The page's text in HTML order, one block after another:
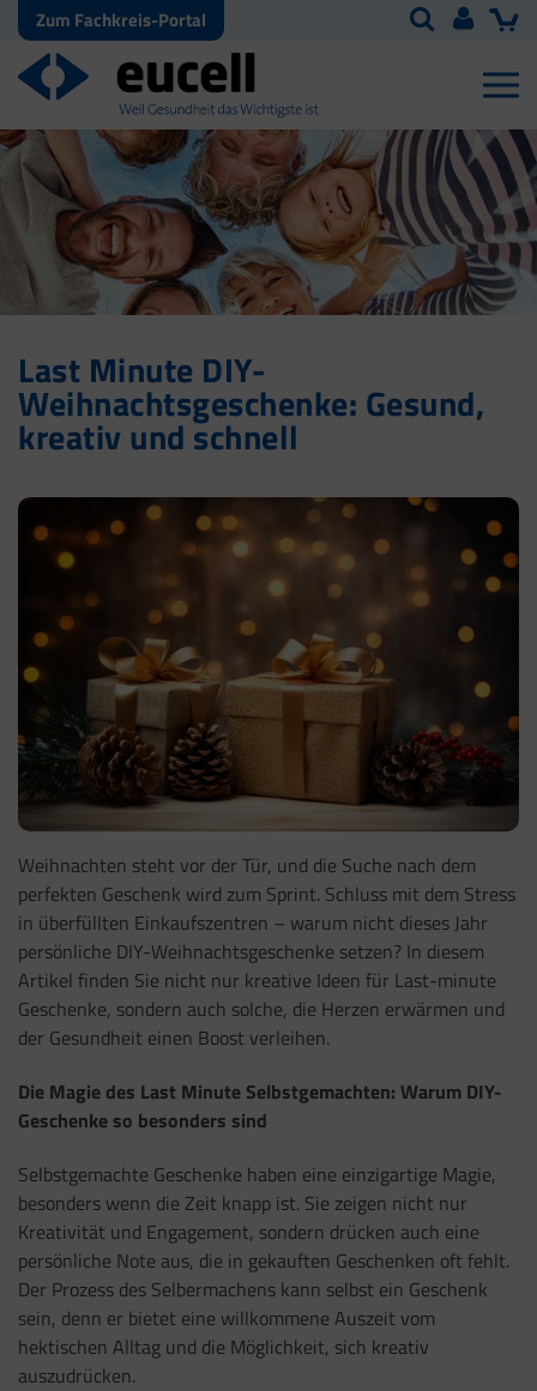
Zum Fachkreis-Portal
Last Minute DIY-
Weihnachtsgeschenke: Gesund,
kreativ und schnell
Weihnachten steht vor der Tür, und die Suche nach dem
perfekten Geschenk wird zum Sprint. Schluss mit dem Stress
in überfüllten Einkaufszentren – warum nicht dieses Jahr
persönliche DIY-Weihnachtsgeschenke setzen? In diesem
Artikel finden Sie nicht nur kreative Ideen für Last-minute
Geschenke, sondern auch solche, die Herzen erwärmen und
der Gesundheit einen Boost verleihen.
Die Magie des Last Minute Selbstgemachten: Warum DIY-
Geschenke so besonders sind
Selbstgemachte Geschenke haben eine einzigartige Magie,
besonders wenn die Zeit knapp ist. Sie zeigen nicht nur
Kreativität und Engagement, sondern drücken auch eine
persönliche Note aus, die in gekauften Geschenken oft fehlt.
Der Prozess des Selbermachens kann selbst ein Geschenk
sein, denn er bietet eine willkommene Auszeit vom
hektischen Alltag und die Möglichkeit, sich kreativ
auszudrücken.